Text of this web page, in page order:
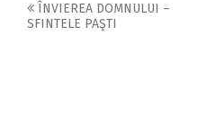
Post
ÎNVIEREA DOMNULUI –
SFINTELE PAŞTI